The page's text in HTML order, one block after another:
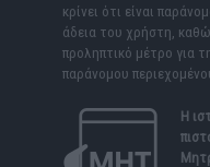
κρίνει ότι είναι
άδεια του χρήστη,
προληπτικό μέτρο για
παράνομου
Η